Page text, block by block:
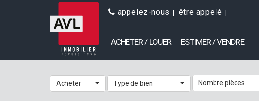
appelez-nous être appelé
ACHETER / LOUER ESTIMER / VENDRE
Acheter Type de bien Nombre pièces